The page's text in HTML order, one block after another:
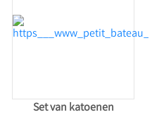
Set van katoenen